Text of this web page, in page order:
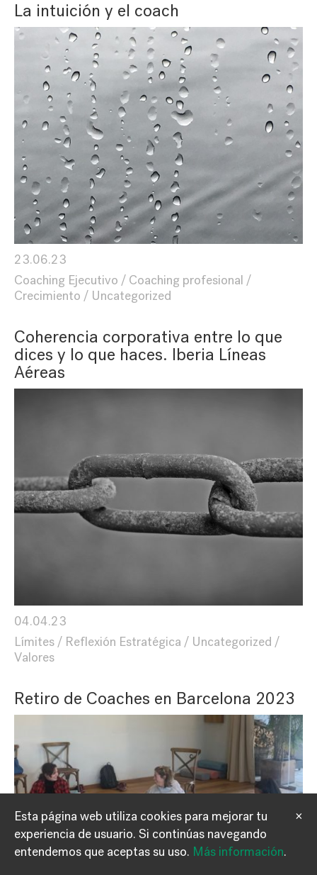
Información Contacto
La intuición y el coach
23.06.23
Coaching Ejecutivo
Coaching profesional
Crecimiento
Uncategorized
Coherencia corporativa entre lo que
dices y lo que haces. Iberia Líneas
Aéreas
04.04.23
Límites
Reflexión Estratégica
Uncategorized
Valores
Retiro de Coaches en Barcelona 2023
×
Esta página web utiliza cookies para mejorar tu
experiencia de usuario. Si continúas navegando
entendemos que aceptas su uso. Más información.